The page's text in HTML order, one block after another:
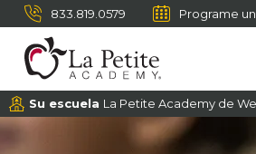
833.819.0579 Programe
Su escuela La Petite Academy de